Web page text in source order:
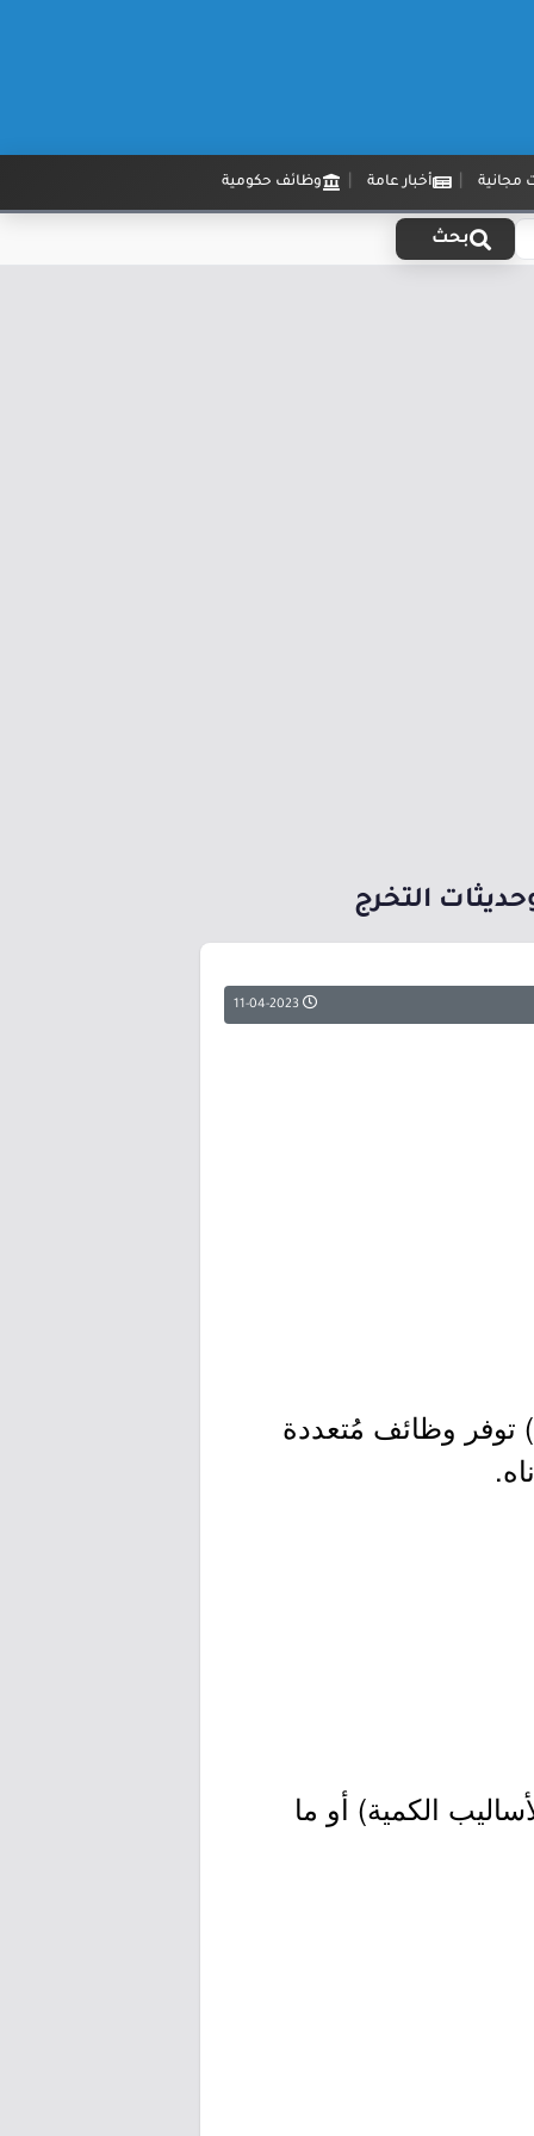
مجانية أخبار عامة وظائف حكومية
بحث
التخرج
) توفر وظائف مُتعددة
الكمية) أو ما